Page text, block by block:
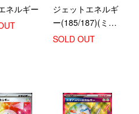
ネルギー
ジェットエネルギ
ー(185/187)(ミラ
ー/モンスターボー
SOLD OUT